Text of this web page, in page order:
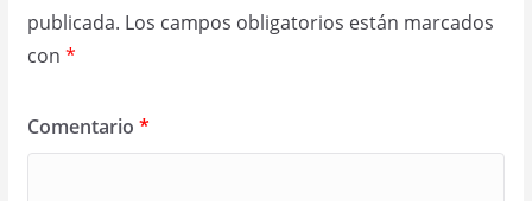
publicada. Los campos obligatorios están marcados
con *
Comentario *